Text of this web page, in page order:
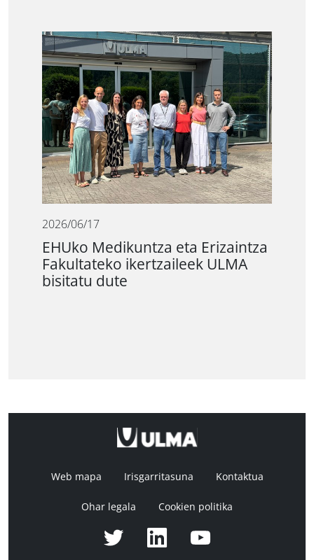
2026/06/17
EHUko Medikuntza eta Erizaintza
Fakultateko ikertzaileek ULMA
bisitatu dute
Web mapa Irisgarritasuna Kontaktua
Ohar legala Cookien politika